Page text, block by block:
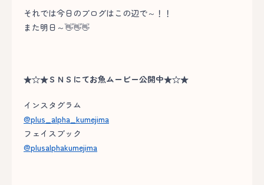
それでは今日のブログはこの辺で～！！
また明日～👋👋👋
★☆★ＳＮＳにてお魚ムービー公開中★☆★
インスタグラム
@plus_alpha_kumejima
フェイスブック
@plusalphakumejima